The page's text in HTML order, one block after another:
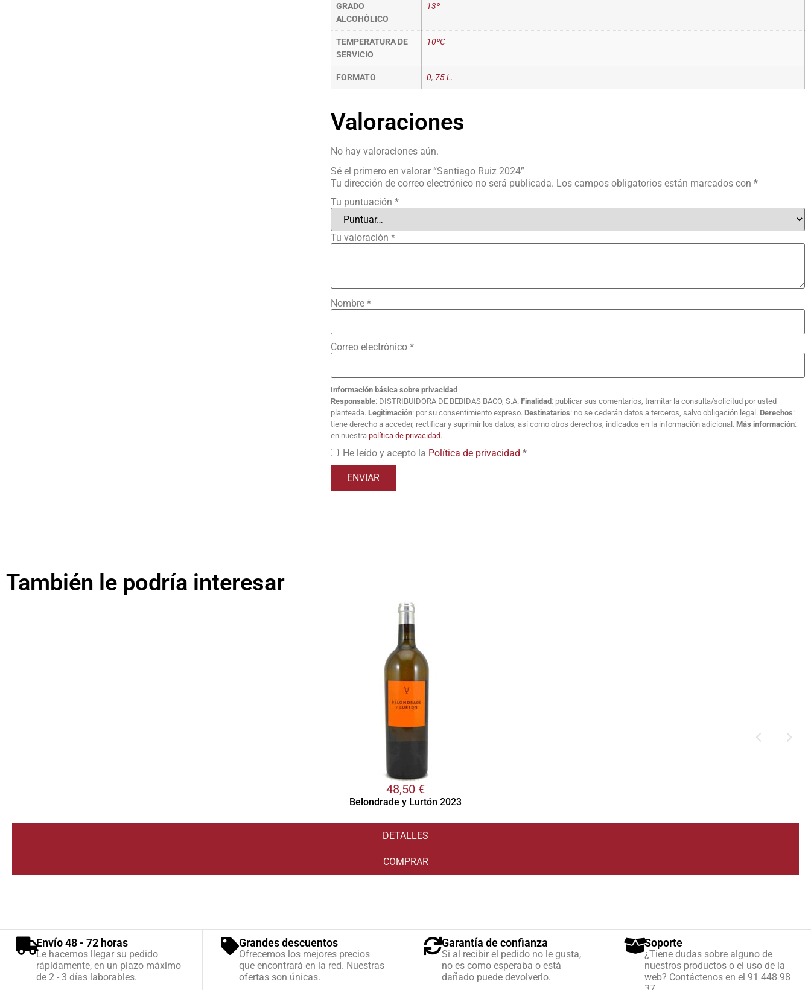
GRADO
ALCOHÓLICO
13º
TEMPERATURA DE
SERVICIO
10ºC
FORMATO 0, 75 L.
Valoraciones
No hay valoraciones aún.
Sé el primero en valorar “Santiago Ruiz 2024”
Tu dirección de correo electrónico no será publicada. Los campos obligatorios están marcados con *
Tu puntuación *
Tu valoración *
Nombre *
Correo electrónico *
Información básica sobre privacidad
Responsable: DISTRIBUIDORA DE BEBIDAS BACO, S.A. Finalidad : publicar sus comentarios, tramitar la consulta/solicitud por usted
planteada. Legitimación: por su consentimiento expreso. Destinatarios: no se cederán datos a terceros, salvo obligación legal. Derechos:
tiene derecho a acceder, rectificar y suprimir los datos, así como otros derechos, indicados en la información adicional. Más información:
en nuestra política de privacidad.
He leído y acepto la Política de privacidad *
También le podría interesar
48,50 €
Belondrade y Lurtón 2023
DETALLES
COMPRAR
Envío 48 - 72 horas
Le hacemos llegar su pedido
rápidamente, en un plazo máximo
de 2 - 3 días laborables.
Grandes descuentos
Ofrecemos los mejores precios
que encontrará en la red. Nuestras
ofertas son únicas.
Garantía de confianza
Si al recibir el pedido no le gusta,
no es como esperaba o está
dañado puede devolverlo.
Soporte
¿Tiene dudas sobre alguno de
nuestros productos o el uso de la
web? Contáctenos en el 91 448 98